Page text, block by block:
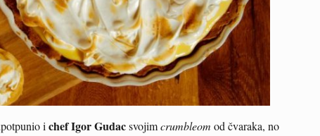
i chef Igor Gudacsvojimcrumbleom od čvaraka, no